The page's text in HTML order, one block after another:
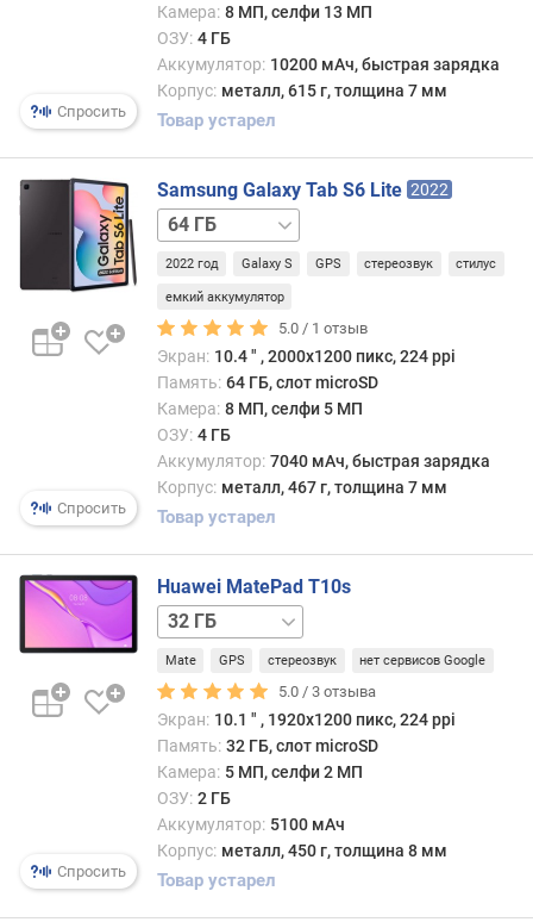
и
п
О
З
п
ц
и
и
я
п
а
м
т
и
б
Спросить
Камера: 8 МП, селфи 13 МП
ОЗУ: 4 ГБ
Аккумулятор: 10200 мАч, быстрая зарядка
Корпус: металл, 615 г, толщина 7 мм
Товар устарел
Спросить
Samsung Galaxy Tab S6 Lite 2022
64 ГБ
/
4G
128 ГБ
128 ГБ
4G
2022 год Galaxy S GPS стереозвук стилус
емкий аккумулятор
5.0 / 1 отзыв
Экран: 10.4 ″ , 2000х1200 пикс, 224 ppi
Память: 64 ГБ, слот microSD
Камера: 8 МП, селфи 5 МП
ОЗУ: 4 ГБ
Аккумулятор: 7040 мАч, быстрая зарядка
Корпус: металл, 467 г, толщина 7 мм
Товар устарел
Спросить
Huawei MatePad T10s
32 ГБ
/
LTE
64 ГБ
64 ГБ
/
LTE
128 ГБ
128 ГБ
/
LTE
Mate GPS стереозвук нет сервисов Google
5.0 /3 отзыва
Экран: 10.1 ″ , 1920x1200 пикс, 224 ppi
Память: 32 ГБ, слот microSD
Камера: 5 МП, селфи 2 МП
ОЗУ: 2 ГБ
Аккумулятор: 5100 мАч
Корпус: металл, 450 г, толщина 8 мм
Товар устарел